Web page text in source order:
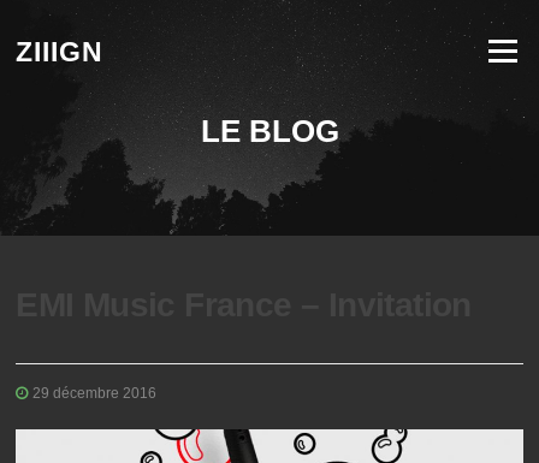
Aller au contenu
ZIIIGN Menu
LE BLOG
29 décembre 2016